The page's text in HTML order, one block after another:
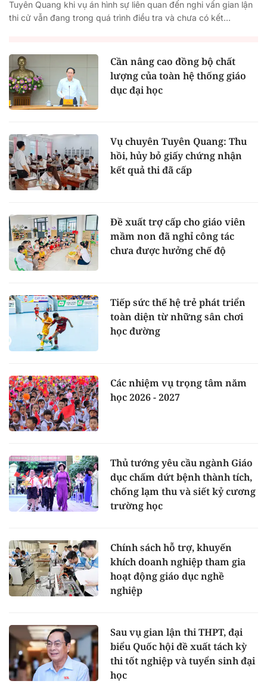
Tuyên Quang khi vụ án hình sự liên quan đến nghi vấn gian lận
thi cử vẫn đang trong quá trình điều tra và chưa có kết...
Cần nâng cao đồng bộ chất
lượng của toàn hệ thống giáo
dục đại học
Vụ chuyên Tuyên Quang: Thu
hồi, hủy bỏ giấy chứng nhận
kết quả thi đã cấp
Đề xuất trợ cấp cho giáo viên
mầm non đã nghỉ công tác
chưa được hưởng chế độ
Tiếp sức thế hệ trẻ phát triển
toàn diện từ những sân chơi
học đường
Các nhiệm vụ trọng tâm năm
học 2026 - 2027
Thủ tướng yêu cầu ngành Giáo
dục chấm dứt bệnh thành tích,
chống lạm thu và siết kỷ cương
trường học
Chính sách hỗ trợ, khuyến
khích doanh nghiệp tham gia
hoạt động giáo dục nghề
nghiệp
Sau vụ gian lận thi THPT, đại
biểu Quốc hội đề xuất tách kỳ
thi tốt nghiệp và tuyển sinh đại
học